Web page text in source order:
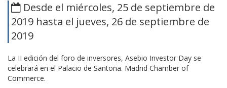
Desde el miércoles, 25 de septiembre de
2019 hasta el jueves, 26 de septiembre de
2019
La II edición del foro de inversores, Asebio Investor Day se
celebrará en el Palacio de Santoña. Madrid Chamber of
Commerce.